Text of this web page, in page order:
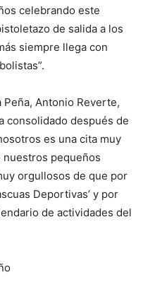
celebrando este
de salida a los
siempre llega con
Antonio Reverte,
consolidado después de
es una cita muy
pequeños
orgullosos de que por
Deportivas’ y por
de actividades del